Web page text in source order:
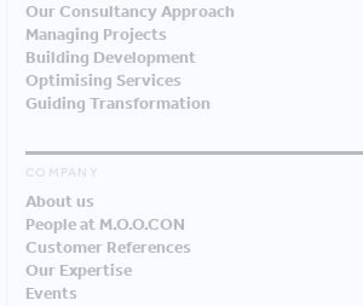
Our Consultancy Approach
Managing Projects
Building Development
Optimising Services
Guiding Transformation
COMPANY
About us
People at M.O.O.CON
Customer References
Our Expertise
Events